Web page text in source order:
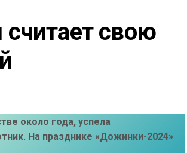
считает свою
около года, успела
На празднике «Дожинки-2024»